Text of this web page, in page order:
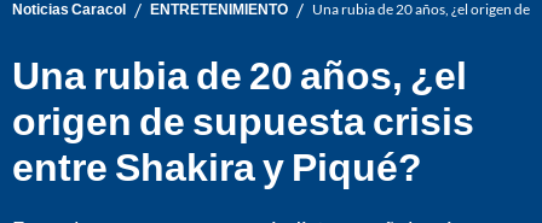
Noticias Caracol / ENTRETENIMIENTO / Una rubia de 20 años, ¿el origen de
Una rubia de 20 años, ¿el
origen de supuesta crisis
entre Shakira y Piqué?